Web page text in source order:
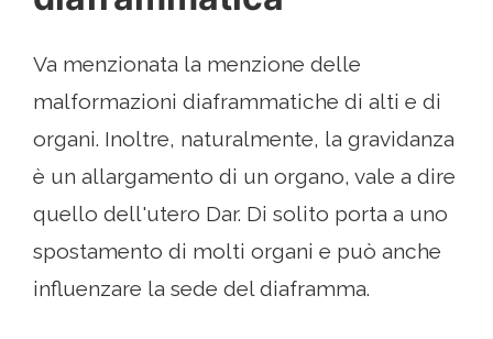
Va menzionata la menzione delle
malformazioni diaframmatiche di alti e di
organi. Inoltre, naturalmente, la gravidanza
è un allargamento di un organo, vale a dire
quello dell'utero Dar. Di solito porta a uno
spostamento di molti organi e può anche
influenzare la sede del diaframma.